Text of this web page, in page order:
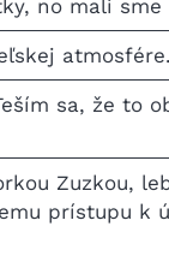
no mali
atmosfére.
sa, že to
Zuzkou,
prístupu